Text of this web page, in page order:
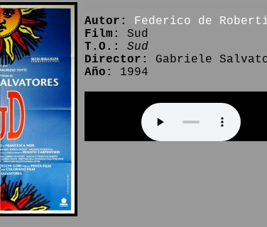
Autor:
Federico de
Film:
Sud
T.O.:
Sud
Director:
Gabriele
Año:
1994